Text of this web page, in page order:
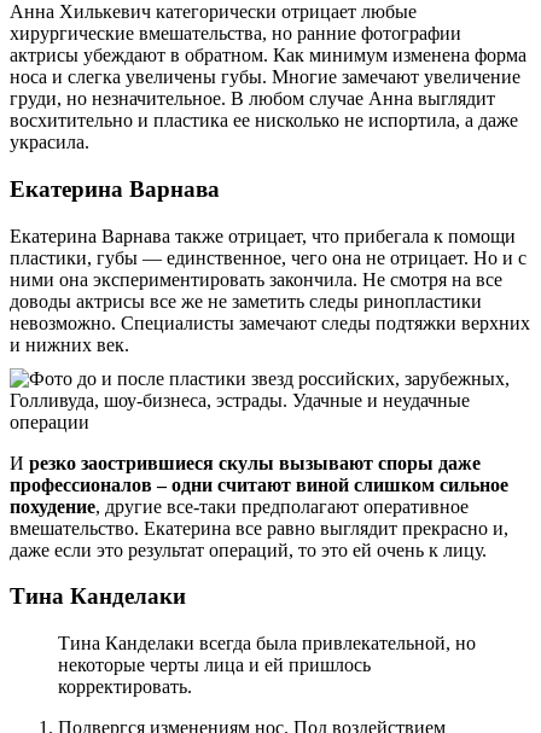
Анна Хилькевич категорически отрицает любые
хирургические вмешательства, но ранние фотографии
актрисы убеждают в обратном. Как минимум изменена форма
носа и слегка увеличены губы. Многие замечают увеличение
груди, но незначительное. В любом случае Анна выглядит
восхитительно и пластика ее нисколько не испортила, а даже
украсила.
Екатерина Варнава
Екатерина Варнава также отрицает, что прибегала к помощи
пластики, губы — единственное, чего она не отрицает. Но и с
ними она экспериментировать закончила. Не смотря на все
доводы актрисы все же не заметить следы ринопластики
невозможно. Специалисты замечают следы подтяжки верхних
и нижних век.
И резко заострившиеся скулы вызывают споры даже
профессионалов – одни считают виной слишком сильное
похудение, другие все-таки предполагают оперативное
вмешательство. Екатерина все равно выглядит прекрасно и,
даже если это результат операций, то это ей очень к лицу.
Тина Канделаки
Тина Канделаки всегда была привлекательной, но
некоторые черты лица и ей пришлось
корректировать.
Подвергся изменениям нос. Под воздействием